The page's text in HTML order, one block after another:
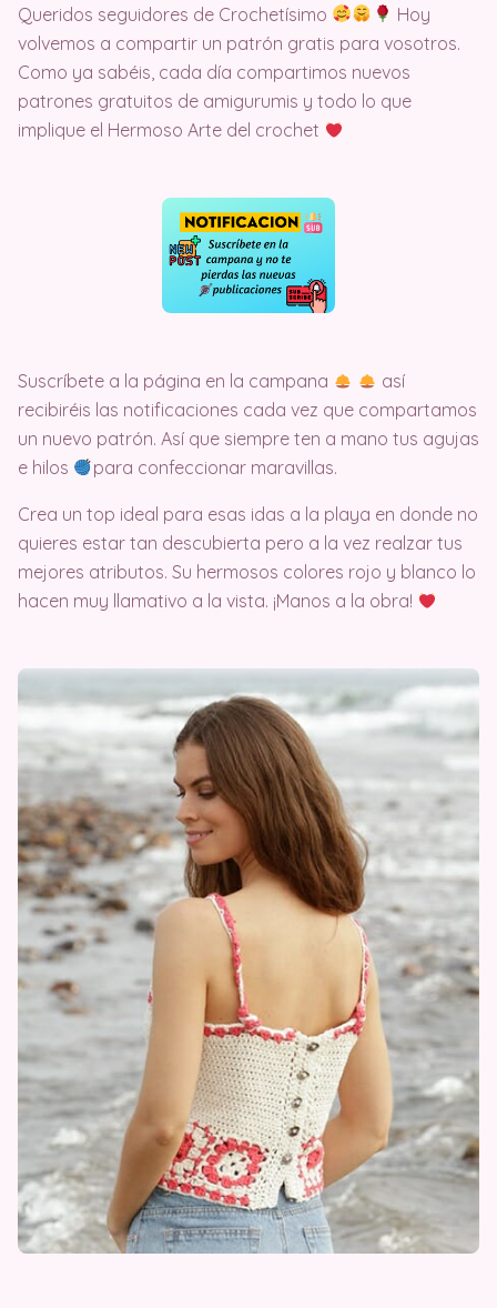
Queridos seguidores de Crochetísimo
Hoy
volvemos a compartir un patrón gratis para vosotros.
Como ya sabéis, cada día compartimos nuevos
patrones gratuitos de amigurumis y todo lo que
implique el Hermoso Arte del crochet
Suscríbete a la página en la campana
así
recibiréis las notificaciones cada vez que compartamos
un nuevo patrón. Así que siempre ten a mano tus agujas
e hilos
para confeccionar maravillas.
Crea un top ideal para esas idas a la playa en donde no
quieres estar tan descubierta pero a la vez realzar tus
mejores atributos. Su hermosos colores rojo y blanco lo
hacen muy llamativo a la vista. ¡Manos a la obra!